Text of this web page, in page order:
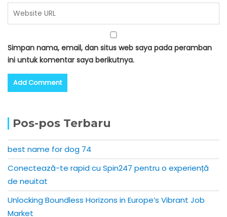
Simpan nama, email, dan situs web saya pada peramban
ini untuk komentar saya berikutnya.
Pos-pos Terbaru
best name for dog 74
Conectează-te rapid cu Spin247 pentru o experiență
de neuitat
Unlocking Boundless Horizons in Europe’s Vibrant Job
Market